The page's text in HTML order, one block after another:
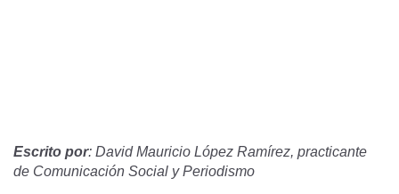
Escrito por: David Mauricio López Ramírez, practicante
de Comunicación Social y Periodismo